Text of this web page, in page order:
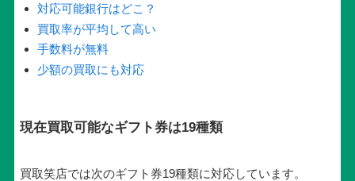
対応可能銀行はどこ？
買取率が平均して高い
手数料が無料
少額の買取にも対応
現在買取可能なギフト券は19種類
買取笑店では次のギフト券19種類に対応しています。